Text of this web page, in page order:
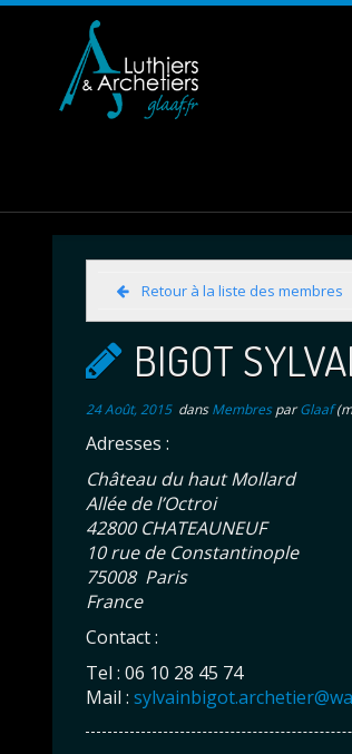
Retour à la liste des membres
BIGOT
24 Août, 2015dansMembresparGlaaf
Adresses :
Château du haut Mollard
Allée de l’Octroi
42800 CHATEAUNEUF
10 rue de Constantinople
75008 Paris
France
Contact :
Tel : 06 10 28 45 74
Mail :